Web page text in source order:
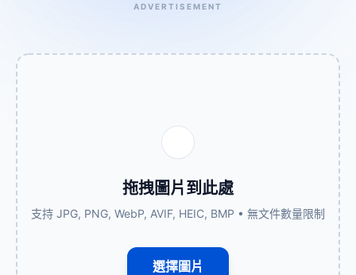
ADVERTISEMENT
拖拽圖片到此處
支持 JPG, PNG, WebP, AVIF, HEIC, BMP • 無文件數量限制
選擇圖片